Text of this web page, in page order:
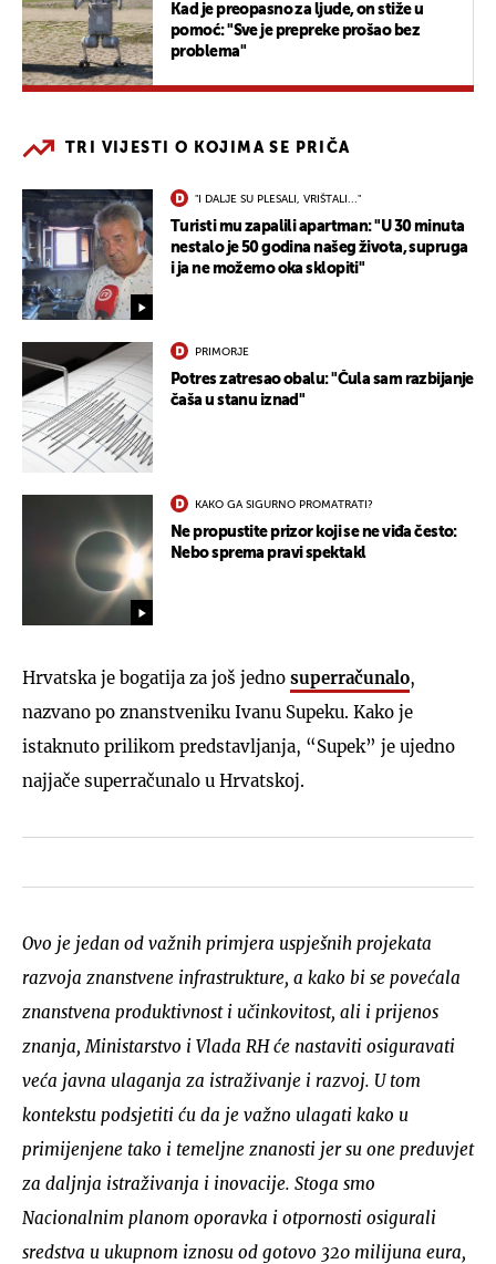
Kad je preopasno za ljude, on stiže u
pomoć: "Sve je prepreke prošao bez
problema"
TRI VIJESTI O KOJIMA SE PRIČA
"I DALJE SU PLESALI, VRIŠTALI..."
Turisti mu zapalili apartman: "U 30 minuta
nestalo je 50 godina našeg života, supruga
i ja ne možemo oka sklopiti"
PRIMORJE
Potres zatresao obalu: "Čula sam razbijanje
čaša u stanu iznad"
KAKO GA SIGURNO PROMATRATI?
Ne propustite prizor koji se ne viđa često:
Nebo sprema pravi spektakl
Hrvatska je bogatija za još jedno superračunalo,
nazvano po znanstveniku Ivanu Supeku. Kako je
istaknuto prilikom predstavljanja, “Supek” je ujedno
najjače superračunalo u Hrvatskoj.
Ovo je jedan od važnih primjera uspješnih projekata
razvoja znanstvene infrastrukture, a kako bi se povećala
znanstvena produktivnost i učinkovitost, ali i prijenos
znanja, Ministarstvo i Vlada RH će nastaviti osiguravati
veća javna ulaganja za istraživanje i razvoj. U tom
kontekstu podsjetiti ću da je važno ulagati kako u
primijenjene tako i temeljne znanosti jer su one preduvjet
za daljnja istraživanja i inovacije. Stoga smo
Nacionalnim planom oporavka i otpornosti osigurali
sredstva u ukupnom iznosu od gotovo 320 milijuna eura,